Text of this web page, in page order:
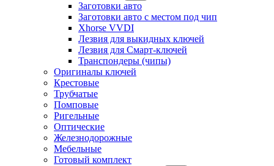
Заготовки авто
Заготовки авто с местом под чип
Xhorse VVDI
Лезвия для выкидных ключей
Лезвия для Смарт-ключей
Транспондеры (чипы)
Оригиналы ключей
Крестовые
Трубчатые
Помповые
Ригельные
Оптические
Железнодорожные
Мебельные
Готовый комплект